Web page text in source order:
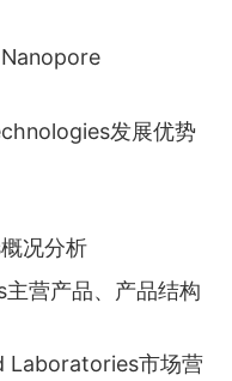
发展优势
况分析
营产品、产品结构
Laboratories市场营